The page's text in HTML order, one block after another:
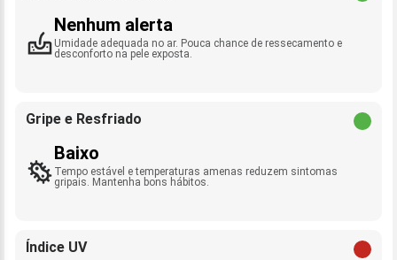
Nenhum alerta
Umidade adequada no ar. Pouca chance de ressecamento e
desconforto na pele exposta.
Gripe e Resfriado
Baixo
Tempo estável e temperaturas amenas reduzem sintomas
gripais. Mantenha bons hábitos.
Índice UV